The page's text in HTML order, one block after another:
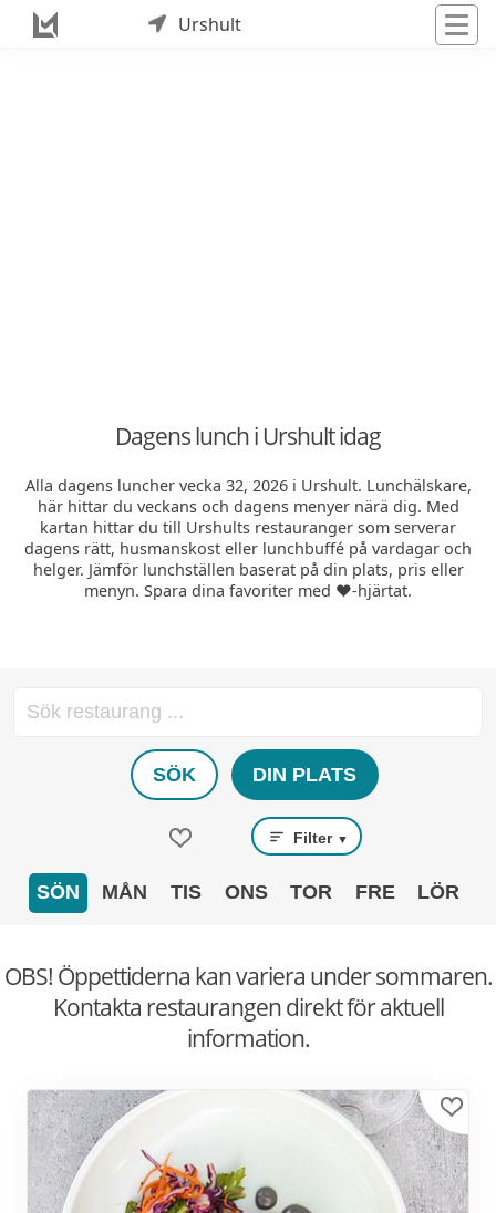
Urshult
Dagens lunch i Urshult idag
Alla dagens luncher vecka 32, 2026 i Urshult. Lunchälskare,
här hittar du veckans och dagens menyer närä dig. Med
kartan hittar du till Urshults restauranger som serverar
dagens rätt, husmanskost eller lunchbuffé på vardagar och
helger. Jämför lunchställen baserat på din plats, pris eller
menyn. Spara dina favoriter med ❤️-hjärtat.
SÖK DIN PLATS
Filter ▼
SÖN MÅN TIS ONS TOR FRE LÖR
OBS! Öppettiderna kan variera under sommaren.
Kontakta restaurangen direkt för aktuell
information.